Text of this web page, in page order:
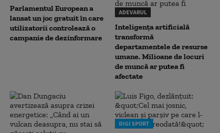
Parlamentul European a
lansat un joc gratuit în care
utilizatorii controlează o
campanie de dezinformare
ADEVARUL
Inteligența artificială
transformă
departamentele de resurse
umane. Milioane de locuri
de muncă ar putea fi
afectate
DIGI SPORT